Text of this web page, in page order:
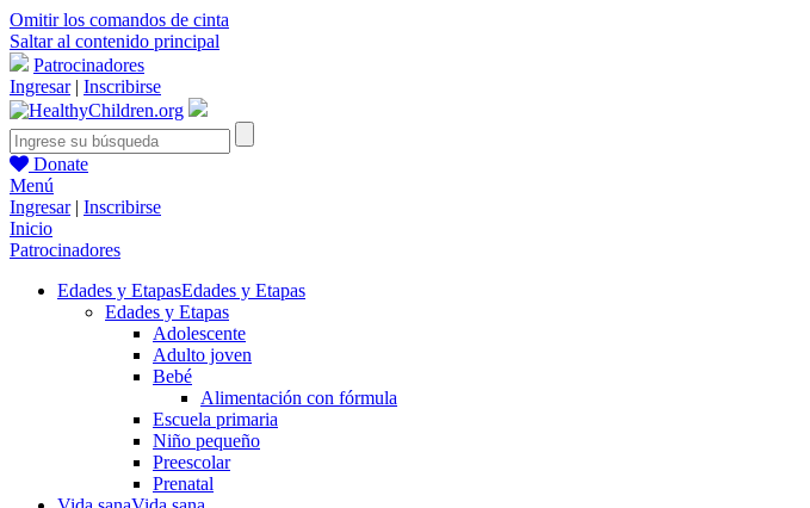
Omitir los comandos de cinta
Saltar al contenido principal
Patrocinadores
Ingresar| Inscribirse
Donate
Menú
Ingresar| Inscribirse
Inicio
Patrocinadores
Edades y EtapasEdades y Etapas
Edades y Etapas
Adolescente
Adulto joven
Bebé
Alimentación con fórmula
Escuela primaria
Niño pequeño
Preescolar
Prenatal